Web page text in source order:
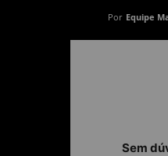
Por Equipe
Sem